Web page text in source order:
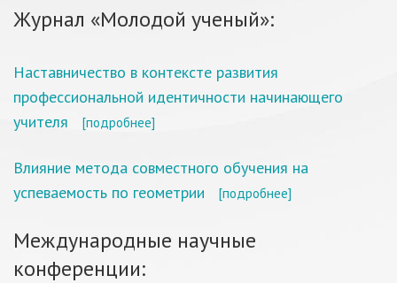
Журнал «Молодой ученый»:
Наставничество в контексте развития
профессиональной идентичности начинающего
учителя
[подробнее]
Влияние метода совместного обучения на
успеваемость по геометрии
[подробнее]
Международные научные
конференции: